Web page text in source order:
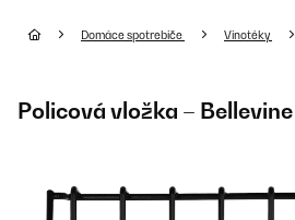
Domáce spotrebiče Vinotéky
Policová vložka –